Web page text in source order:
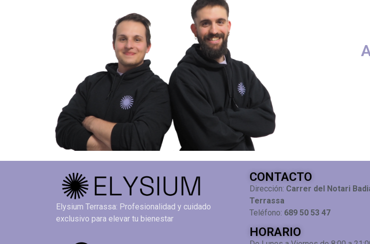
Elysium Terrassa: Profesionalidad y cuidado
exclusivo para elevar tu bienestar
CONTACTO
Dirección: Carrer del Notari
Terrassa
Teléfono: 689 50 53 47
HORARIO